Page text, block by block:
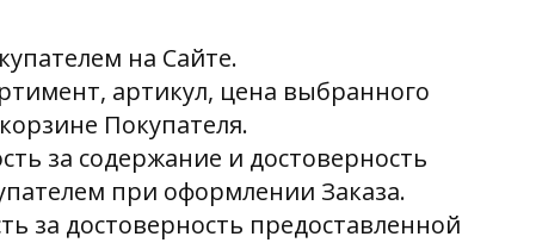
на Сайте.
артикул, цена выбранного
Покупателя.
за содержание и достоверность
при оформлении Заказа.
за достоверность предоставленной